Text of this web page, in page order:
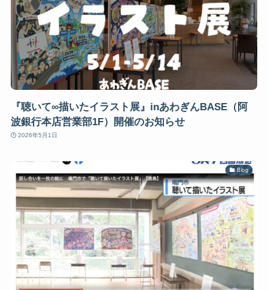
『聴いて∞描いたイラスト展』inあわぎんBASE（阿
波銀行本店営業部1F）開催のお知らせ
2026年5月1日
Blog